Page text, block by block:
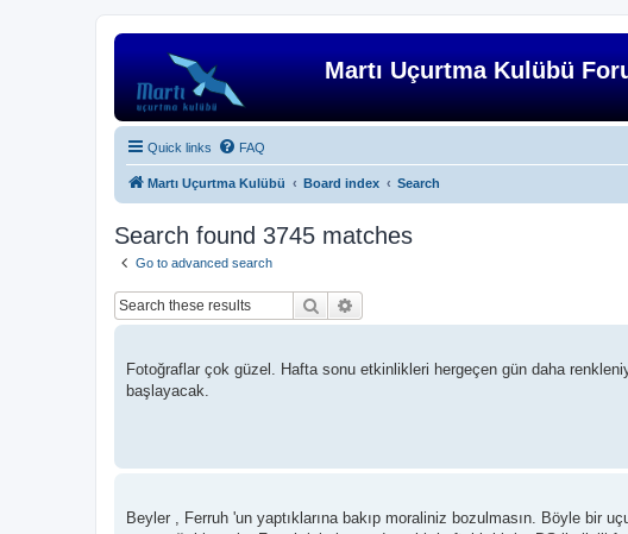
Martı Uçurtma Kulübü
Quick links FAQ
Martı Uçurtma Kulübü Board index Search
Search found 3745 matches
Go to advanced search
Search
Fotoğraflar çok güzel. Hafta sonu etkinlikleri hergeçen gün daha
başlayacak.
Beyler , Ferruh 'un yaptıklarına bakıp moraliniz bozulmasın. Böyle bir